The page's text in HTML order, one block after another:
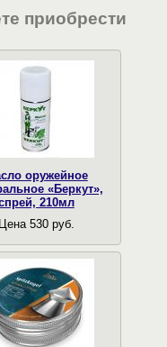
приобрести
оружейное
«Беркут»,
210мл
Цена 530 руб.